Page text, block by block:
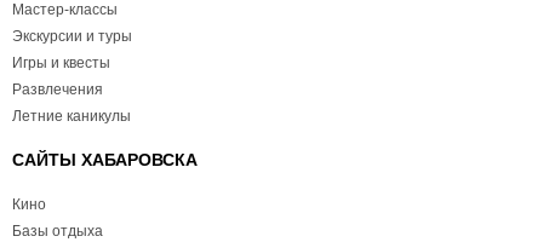
Мастер-классы
Экскурсии и туры
Игры и квесты
Развлечения
Летние каникулы
САЙТЫ ХАБАРОВСКА
Кино
Базы отдыха